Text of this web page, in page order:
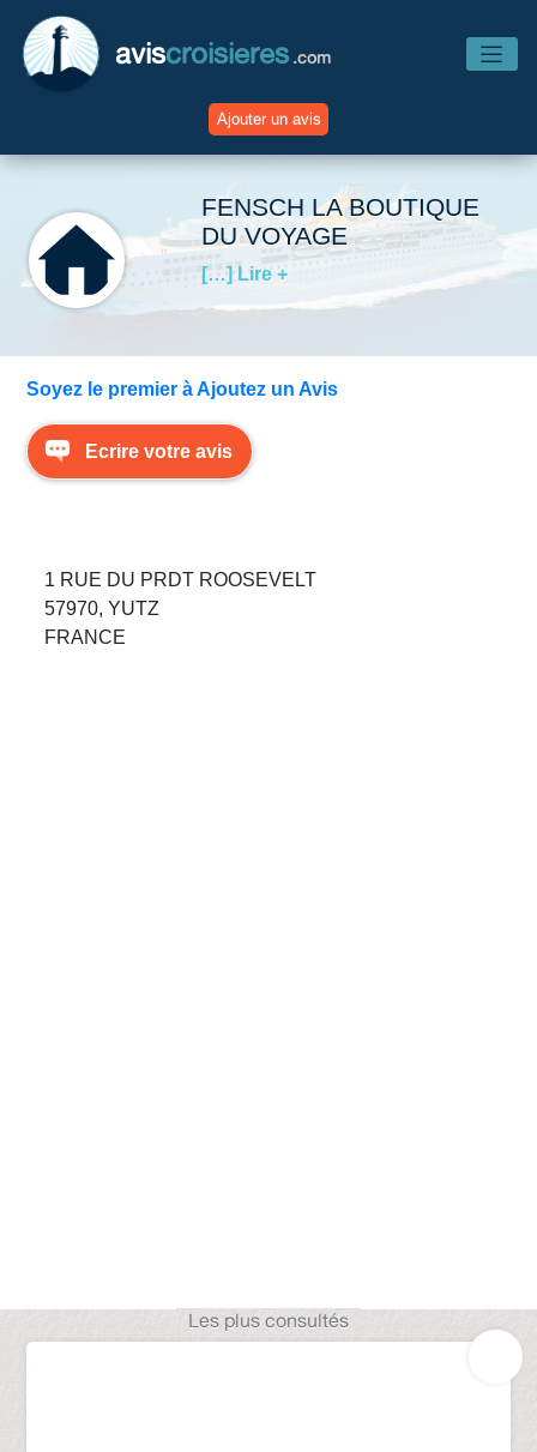
aviscroisieres .com
Ajouter un avis
Accueil
Avis Compagnies
Avis Escales
FENSCH LA BOUTIQUE
DU VOYAGE
[…] Lire +
Soyez le premier à Ajoutez un Avis
Ecrire votre avis
1 RUE DU PRDT ROOSEVELT
57970, YUTZ
FRANCE
Les plus consultés